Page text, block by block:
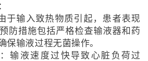
于输入致热物质引起，患者表现
防措施包括严格检查输液器和药
保输液过程无菌操作。
输液速度过快导致心脏负荷过